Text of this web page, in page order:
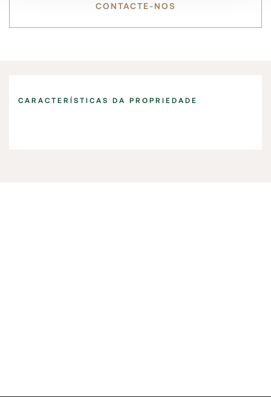
CONTACTE-NOS
CARACTERÍSTICAS DA PROPRIEDADE